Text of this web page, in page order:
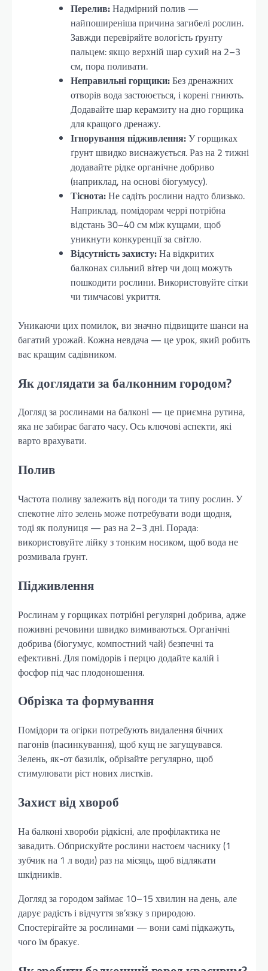
Перелив:Надмірний полив —
найпоширеніша причина загибелі рослин.
Завжди перевіряйте вологість ґрунту
пальцем: якщо верхній шар сухий на 2–3
см, пора поливати.
Неправильні горщики:Без дренажних
отворів вода застоюється, і корені гниють.
Додавайте шар керамзиту на дно горщика
для кращого дренажу.
Ігнорування підживлення:У горщиках
ґрунт швидко виснажується. Раз на 2 тижні
додавайте рідке органічне добриво
(наприклад, на основі біогумусу).
Тіснота:Не садіть рослини надто близько.
Наприклад, помідорам черрі потрібна
відстань 30–40 см між кущами, щоб
уникнути конкуренції за світло.
Відсутність захисту:На відкритих
балконах сильний вітер чи дощ можуть
пошкодити рослини. Використовуйте сітки
чи тимчасові укриття.
Уникаючи цих помилок, ви значно підвищите шанси на
багатий урожай. Кожна невдача — це урок, який робить
вас кращим садівником.
Як доглядати за балконним городом?
Догляд за рослинами на балконі — це приємна рутина,
яка не забирає багато часу. Ось ключові аспекти, які
варто врахувати.
Полив
Частота поливу залежить від погоди та типу рослин. У
спекотне літо зелень може потребувати води щодня,
тоді як полуниця — раз на 2–3 дні. Порада:
використовуйте лійку з тонким носиком, щоб вода не
розмивала ґрунт.
Підживлення
Рослинам у горщиках потрібні регулярні добрива, адже
поживні речовини швидко вимиваються. Органічні
добрива (біогумус, компостний чай) безпечні та
ефективні. Для помідорів і перцю додайте калій і
фосфор під час плодоношення.
Обрізка та формування
Помідори та огірки потребують видалення бічних
пагонів (пасинкування), щоб кущ не загущувався.
Зелень, як-от базилік, обрізайте регулярно, щоб
стимулювати ріст нових листків.
Захист від хвороб
На балконі хвороби рідкісні, але профілактика не
завадить. Обприскуйте рослини настоєм часнику (1
зубчик на 1 л води) раз на місяць, щоб відлякати
шкідників.
Догляд за городом займає 10–15 хвилин на день, але
дарує радість і відчуття зв’язку з природою.
Спостерігайте за рослинами — вони самі підкажуть,
чого їм бракує.